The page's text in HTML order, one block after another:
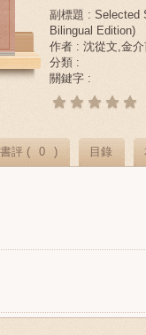
副標題 : Selected
Bilingual Edition)
作者 : 沈從文,金
分類 :
關鍵字 :
書評 ( 0 ) 目錄